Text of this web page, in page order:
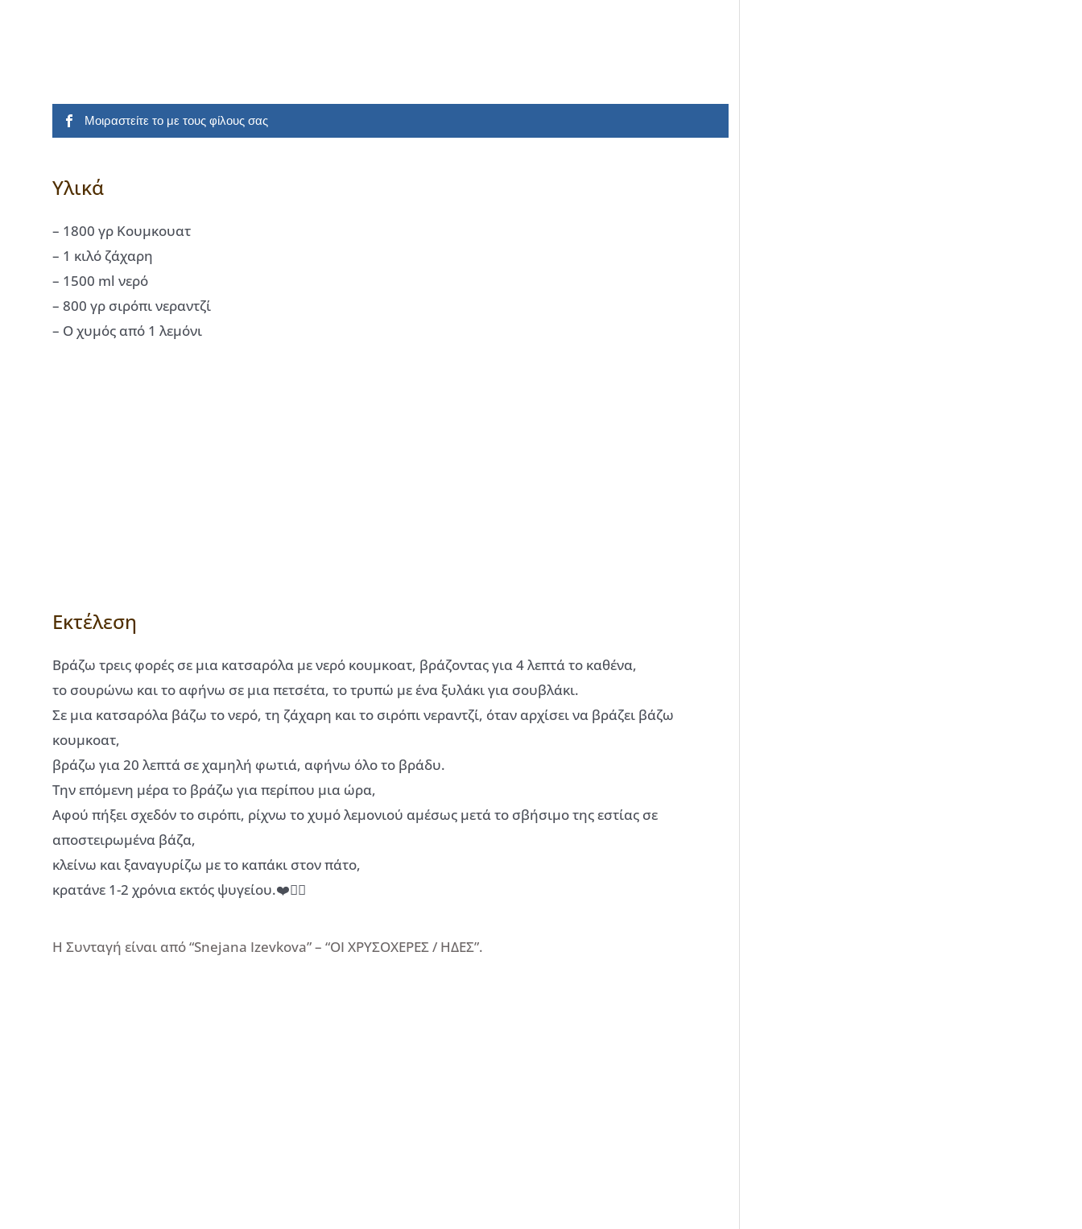
Μοιραστείτε το με τους φίλους σας
Υλικά
– 1800 γρ Κουμκουατ
– 1 κιλό ζάχαρη
– 1500 ml νερό
– 800 γρ σιρόπι νεραντζί
– Ο χυμός από 1 λεμόνι
Εκτέλεση
Βράζω τρεις φορές σε μια κατσαρόλα με νερό κουμκοατ, βράζοντας για 4 λεπτά το καθένα,
το σουρώνω και το αφήνω σε μια πετσέτα, το τρυπώ με ένα ξυλάκι για σουβλάκι.
Σε μια κατσαρόλα βάζω το νερό, τη ζάχαρη και το σιρόπι νεραντζί, όταν αρχίσει να βράζει βάζω
κουμκοατ,
βράζω για 20 λεπτά σε χαμηλή φωτιά, αφήνω όλο το βράδυ.
Την επόμενη μέρα το βράζω για περίπου μια ώρα,
Αφού πήξει σχεδόν το σιρόπι, ρίχνω το χυμό λεμονιού αμέσως μετά το σβήσιμο της εστίας σε
αποστειρωμένα βάζα,
κλείνω και ξαναγυρίζω με το καπάκι στον πάτο,
κρατάνε 1-2 χρόνια εκτός ψυγείου.❤️👌🏻
Η Συνταγή είναι από “Snejana Izevkova” – “ΟΙ ΧΡΥΣΟΧΕΡΕΣ / ΗΔΕΣ”.